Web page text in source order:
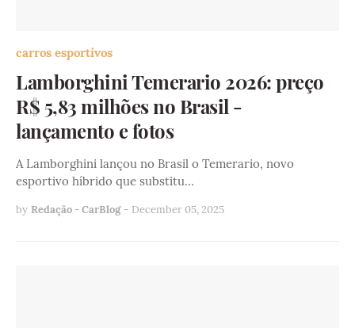
carros esportivos
Lamborghini Temerario 2026: preço
R$ 5,83 milhões no Brasil -
lançamento e fotos
A Lamborghini lançou no Brasil o Temerario, novo
esportivo híbrido que substitu…
by Redação - CarBlog - December 05, 2025